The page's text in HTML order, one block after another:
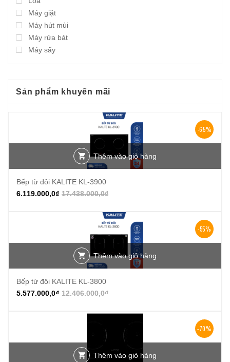
Máy giặt
Máy hút mùi
Máy rửa bát
Máy sấy
Sản phẩm khuyến mãi
-65%
Thêm vào giỏ hàng
Bếp từ đôi KALITE KL-3900
17.438.000,0₫
6.119.000,0₫
-55%
Thêm vào giỏ hàng
Bếp từ đôi KALITE KL-3800
12.406.000,0₫
5.577.000,0₫
-70%
Thêm vào giỏ hàng